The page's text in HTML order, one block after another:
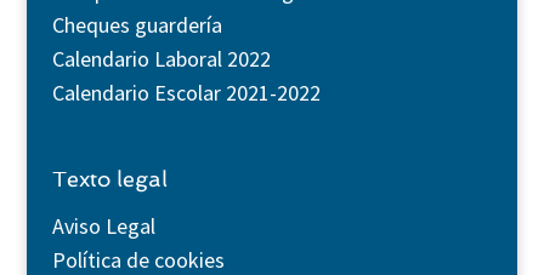
Cheques guardería
Calendario Laboral 2022
Calendario Escolar 2021-2022
Texto legal
Aviso Legal
Política de cookies